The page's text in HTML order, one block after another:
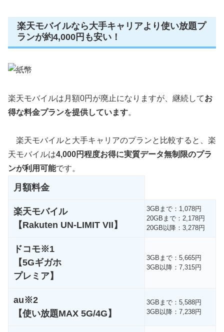
楽天モバイルなら大手キャリアより使い放題プ
ランが約4,000円も安い！
楽天モバイルは月額0円が廃止になりますが、継続してお
得な料金プランを提供しています。
楽天モバイルと大手キャリアのプランと比較すると、楽
天モバイルは4,000円程度お得に実質データ無制限のプラ
ンが利用可能です。
月額料金
楽天モバイル
【Rakuten UN-LIMIT VII】
3GBまで：1,078円
20GBまで：2,178円
20GB以降：3,278円
ドコモ※1
【5Gギガホ
プレミア】
3GBまで：5,665円
3GB以降：7,315円
au※2
【使い放題MAX 5G/4G】
3GBまで：5,588円
3GB以降：7,238円